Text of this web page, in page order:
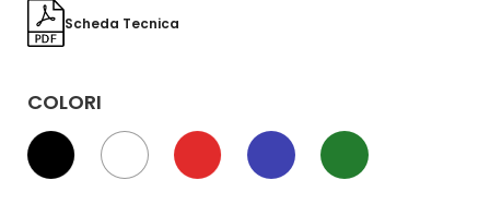
Scheda Tecnica
COLORI